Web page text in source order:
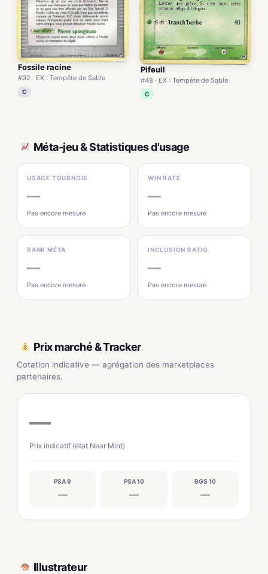
Fossile racine
#92 · EX : Tempête de Sable
C
Pifeuil
#48 · EX : Tempête de Sable
C
Méta-jeu & Statistiques d'usage
USAGE TOURNOIS
—
Pas encore mesuré
WIN RATE
—
Pas encore mesuré
RANK MÉTA
—
Pas encore mesuré
INCLUSION RATIO
—
Pas encore mesuré
Prix marché & Tracker
Cotation indicative — agrégation des marketplaces
partenaires.
—
Prix indicatif (état Near Mint)
PSA 9
—
PSA 10
—
BGS 10
—
Illustrateur